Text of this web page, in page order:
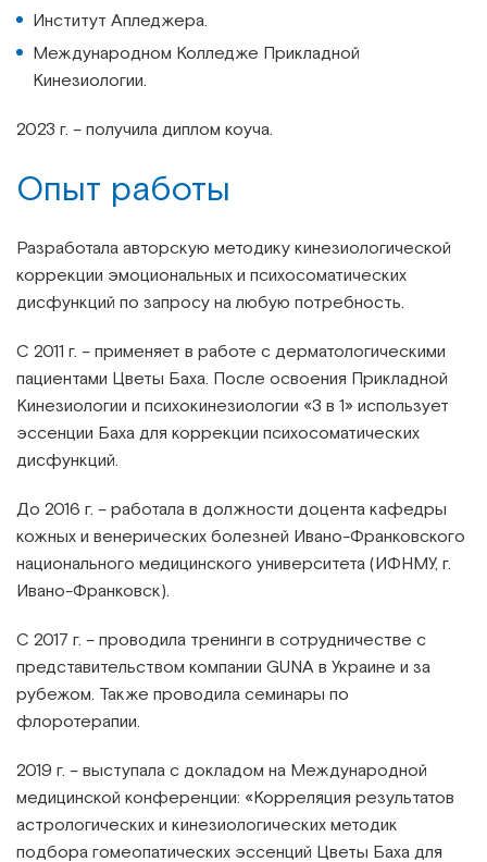
Институт Апледжера.
Международном Колледже Прикладной
Кинезиологии.
2023 г. – получила диплом коуча.
Опыт работы
Разработала авторскую методику кинезиологической
коррекции эмоциональных и психосоматических
дисфункций по запросу на любую потребность.
С 2011 г. – применяет в работе с дерматологическими
пациентами Цветы Баха. После освоения Прикладной
Кинезиологии и психокинезиологии «3 в 1» использует
эссенции Баха для коррекции психосоматических
дисфункций.
До 2016 г. – работала в должности доцента кафедры
кожных и венерических болезней Ивано-Франковского
национального медицинского университета (ИФНМУ, г.
Ивано-Франковск).
С 2017 г. – проводила тренинги в сотрудничестве с
представительством компании GUNA в Украине и за
рубежом. Также проводила семинары по
флоротерапии.
2019 г. – выступала с докладом на Международной
медицинской конференции: «Корреляция результатов
астрологических и кинезиологических методик
подбора гомеопатических эссенций Цветы Баха для